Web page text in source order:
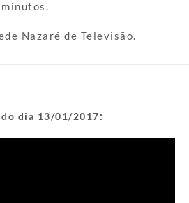
Nazaré de Televisão.
dia 13/01/2017: